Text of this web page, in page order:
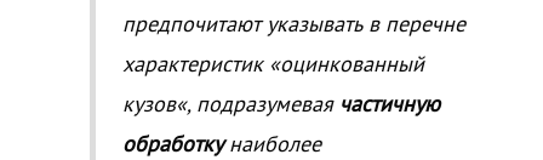
предпочитают указывать в перечне
характеристик «оцинкованный
кузов«, подразумевая частичную
обработкунаиболее